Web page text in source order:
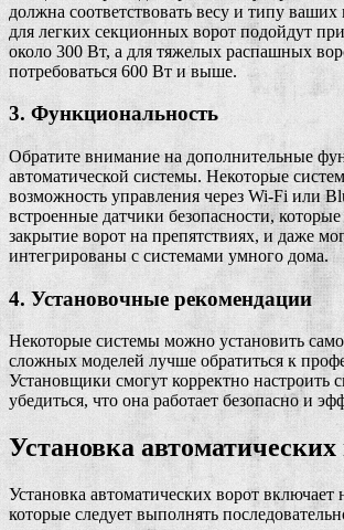
должна соответствовать весу и типу
для легких секционных ворот подойдут
около 300 Вт, а для тяжелых распашных
потребоваться 600 Вт и выше.
3. Функциональность
Обратите внимание на дополнительные
автоматической системы. Некоторые
возможность управления через Wi-Fi или
встроенные датчики безопасности,
закрытие ворот на препятствиях, и даже
интегрированы с системами умного дома.
4. Установочные рекомендации
Некоторые системы можно установить
сложных моделей лучше обратиться к
Установщики смогут корректно настроить
убедиться, что она работает безопасно и
Установка автоматических
Установка автоматических ворот включает
которые следует выполнять